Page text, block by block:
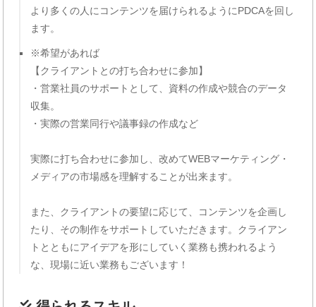
より多くの人にコンテンツを届けられるようにPDCAを回し
ます。
※希望があれば
【クライアントとの打ち合わせに参加】
・営業社員のサポートとして、資料の作成や競合のデータ
収集。
・実際の営業同行や議事録の作成など
実際に打ち合わせに参加し、改めてWEBマーケティング・
メディアの市場感を理解することが出来ます。
また、クライアントの要望に応じて、コンテンツを企画し
たり、その制作をサポートしていただきます。クライアン
トとともにアイデアを形にしていく業務も携われるよう
な、現場に近い業務もございます！